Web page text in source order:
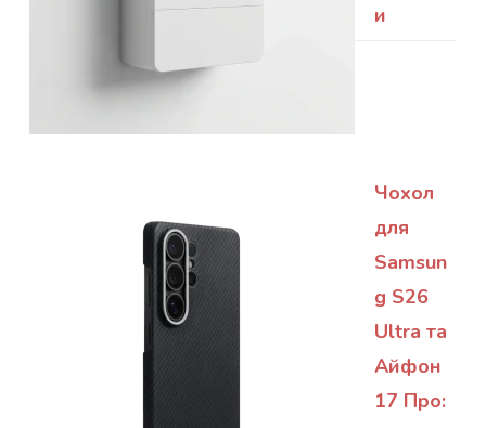
и
Чохол
для
Samsun
g S26
Ultra та
Айфон
17 Про: